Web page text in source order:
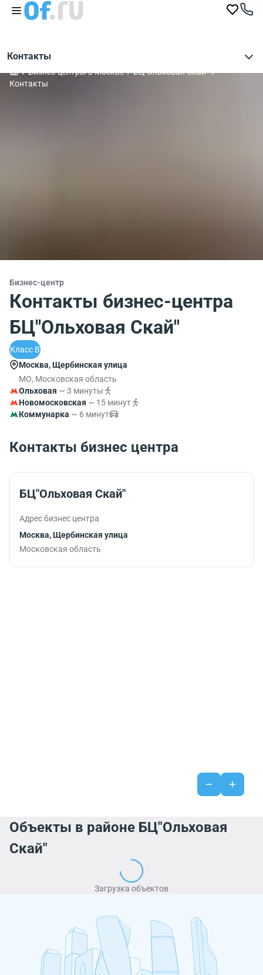
Контакты
Бизнес-центры в Москве
БЦ"Ольховая Скай"
Контакты
Бизнес-центр
Контакты бизнес-центра
БЦ"Ольховая Скай"
Класс B
Москва, Щербинская улица
МО, Московская область
Ольховая ~ 3 минуты
Новомосковская ~ 15 минут
Коммунарка ~ 6 минут
Контакты бизнес центра
БЦ"Ольховая Скай"
Адрес бизнес центра
Москва, Щербинская улица
Московская область
Объекты в районе БЦ"Ольховая
Скай"
Загрузка объектов